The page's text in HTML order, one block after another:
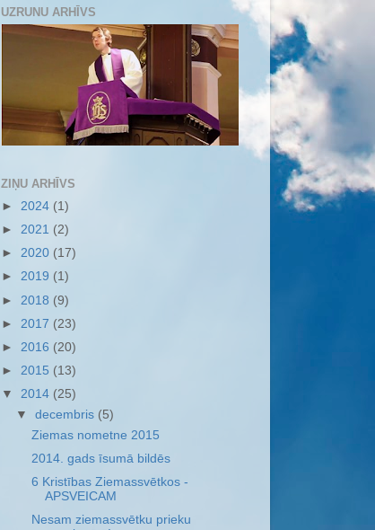
UZRUNU ARHĪVS
ZIŅU ARHĪVS
► 2024 (1)
► 2021 (2)
► 2020 (17)
► 2019 (1)
► 2018 (9)
► 2017 (23)
► 2016 (20)
► 2015 (13)
▼ 2014 (25)
▼decembris (5)
Ziemas nometne 2015
2014. gads īsumā bildēs
6 Kristības Ziemassvētkos -
APSVEICAM
Nesam ziemassvētku prieku